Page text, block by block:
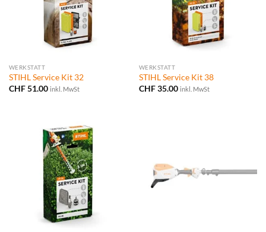
WERKSTATT
STIHL Service Kit 32
CHF51.00 inkl. MwSt
WERKSTATT
STIHL Service Kit 38
CHF35.00 inkl. MwSt